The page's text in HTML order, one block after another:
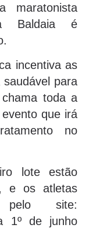
maratonista
Baldaia é
incentiva as
para
toda a
que irá
no
lote estão
e os atletas
site:
1º de junho